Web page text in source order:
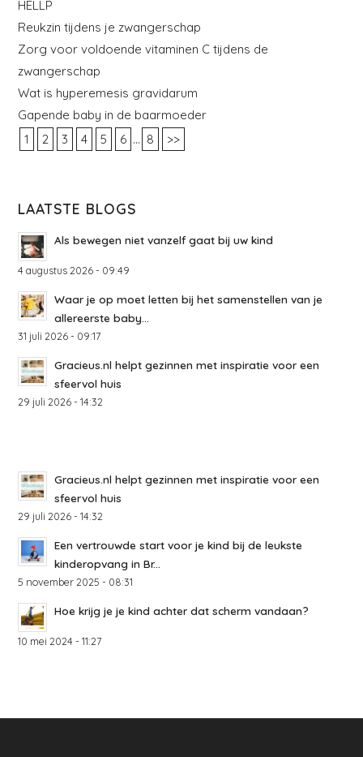
HELLP
Reukzin tijdens je zwangerschap
Zorg voor voldoende vitaminen C tijdens de
zwangerschap
Wat is hyperemesis gravidarum
Gapende baby in de baarmoeder
1
2 3 4 5 6 ... 8 >>
LAATSTE BLOGS
Als bewegen niet vanzelf gaat bij uw kind
4 augustus 2026 - 09:49
Waar je op moet letten bij het samenstellen van je
allereerste baby...
31 juli 2026 - 09:17
Gracieus.nl helpt gezinnen met inspiratie voor een
sfeervol huis
29 juli 2026 - 14:32
Gracieus.nl helpt gezinnen met inspiratie voor een
sfeervol huis
29 juli 2026 - 14:32
Een vertrouwde start voor je kind bij de leukste
kinderopvang in Br...
5 november 2025 - 08:31
Hoe krijg je je kind achter dat scherm vandaan?
10 mei 2024 - 11:27